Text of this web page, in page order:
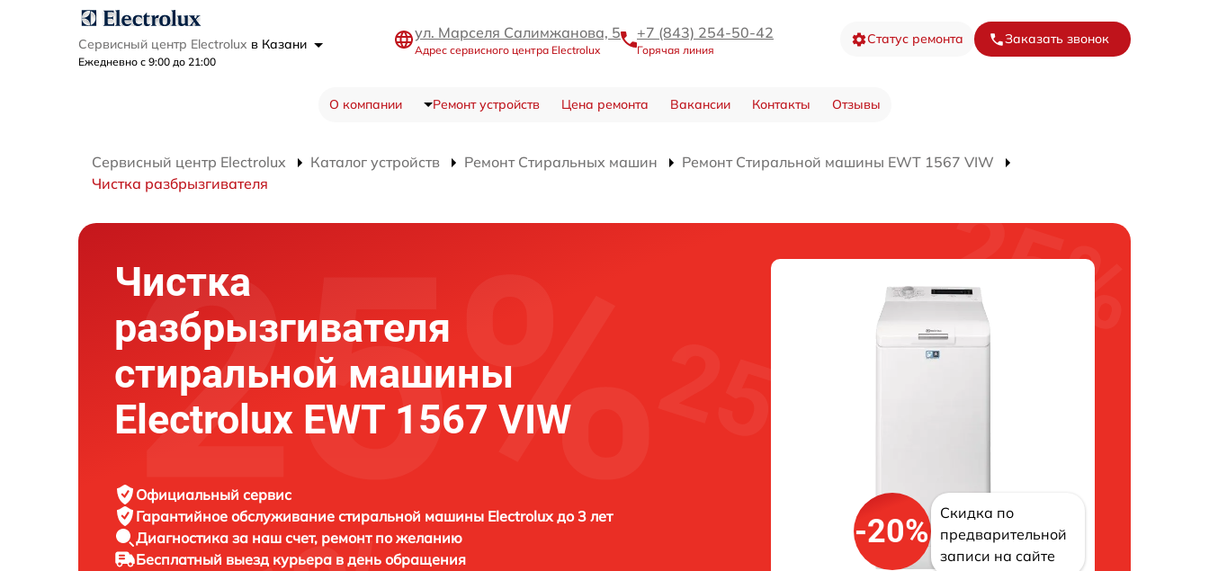
Сервисный центр Electrolux в Казани
Ежедневно с 9:00 до 21:00
ул. Марселя Салимжанова, 5
Адрес сервисного центра Electrolux
+7 (843) 254-50-42
Горячая линия
Статус ремонта Заказать звонок
О компании Ремонт устройств Цена ремонта Вакансии Контакты Отзывы
Сервисный центр Electrolux Каталог устройств Ремонт Стиральных машин
Ремонт Стиральной машины EWT 1567 VIW
Чистка разбрызгивателя
Чистка
разбрызгивателя
стиральной машины
Electrolux EWT 1567 VIW
Официальный сервис
Гарантийное обслуживание стиральной машины Electrolux до 3 лет
Диагностика за наш счет, ремонт по желанию
Бесплатный выезд курьера в день обращения
-20%
Скидка по
предварительной
записи на сайте